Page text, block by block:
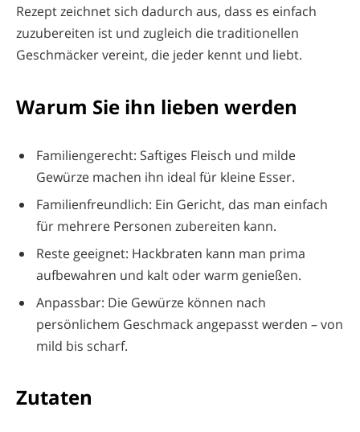
Rezept zeichnet sich dadurch aus, dass es einfach
zuzubereiten ist und zugleich die traditionellen
Geschmäcker vereint, die jeder kennt und liebt.
Warum Sie ihn lieben werden
Familiengerecht: Saftiges Fleisch und milde
Gewürze machen ihn ideal für kleine Esser.
Familienfreundlich: Ein Gericht, das man einfach
für mehrere Personen zubereiten kann.
Reste geeignet: Hackbraten kann man prima
aufbewahren und kalt oder warm genießen.
Anpassbar: Die Gewürze können nach
persönlichem Geschmack angepasst werden – von
mild bis scharf.
Zutaten